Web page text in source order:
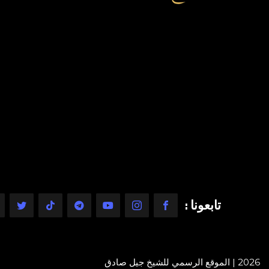
تابعونا :
2026 | الموقع الرسمي للشيخ جيل صادق